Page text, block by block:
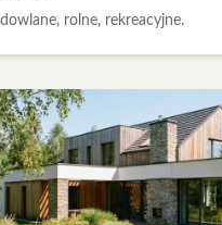
rolne, rekreacyjne.